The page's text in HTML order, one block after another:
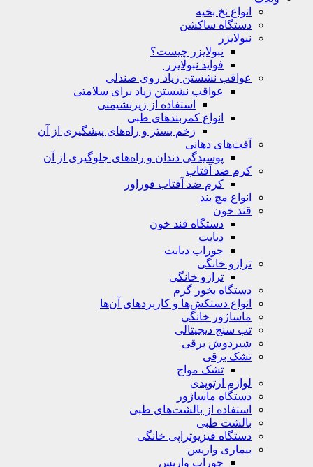
انواع نخ بخیه
دستگاه ساکشن
نبولایزر
نبولایزر چیست؟
فواید نبولایزر
عواقب نشستن زیاد روی صندلی
عواقب نشستن زیاد برای سلامتی
استفاده از زیرنشیمنی
انواع کمربندهای طبی
زخم بستر و راه‌های پیشگیری از آن
آفت‌های دهانی
پوسیدگی دندان و راه‌های جلوگیری از آن
کرم ضد آفتاب
کرم ضد آفتاب فوراور
انواع مچ بند
قند خون
دستگاه قند خون
دیابت
جوراب دیابت
ترازو خانگی
ترازو خانگی
دستگاه بخور گرم
انواع دستکش‌ها و کاربردهای آن‌ها
ماساژور خانگی
تب سنج دیجیتالی
شیردوش برقی
تشک برقی
تشک مواج
لوازم ارتوپدی
دستگاه ماساژور
استفاده از بالشت‌های طبی
بالشت‌ طبی
دستگاه فیزیوتراپی خانگی
بیماری واریس
جوراب واریس